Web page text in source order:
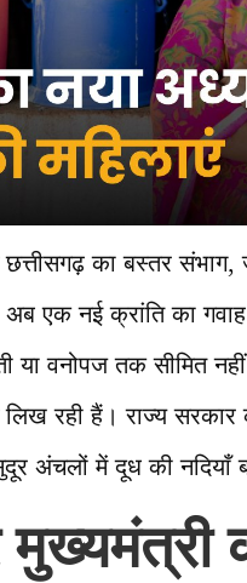
का बस्तर
एक नई क्रांति का
या वनोपज तक सीमित
रही हैं। राज्य सरकार
अंचलों में दूध की नदियाँ